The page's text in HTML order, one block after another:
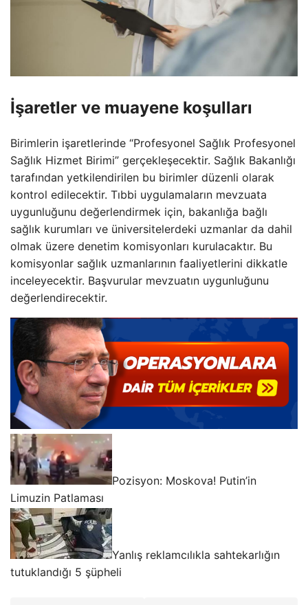
İşaretler ve muayene koşulları
Birimlerin işaretlerinde “Profesyonel Sağlık Profesyonel
Sağlık Hizmet Birimi” gerçekleşecektir. Sağlık Bakanlığı
tarafından yetkilendirilen bu birimler düzenli olarak
kontrol edilecektir. Tıbbi uygulamaların mevzuata
uygunluğunu değerlendirmek için, bakanlığa bağlı
sağlık kurumları ve üniversitelerdeki uzmanlar da dahil
olmak üzere denetim komisyonları kurulacaktır. Bu
komisyonlar sağlık uzmanlarının faaliyetlerini dikkatle
inceleyecektir. Başvurular mevzuatın uygunluğunu
değerlendirecektir.
Pozisyon: Moskova! Putin’in
Limuzin Patlaması
Yanlış reklamcılıkla sahtekarlığın
tutuklandığı 5 şüpheli